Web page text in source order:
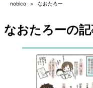
nobico なおたろー
なおたろーの